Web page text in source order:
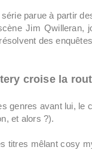
parue à partir
Jim Qwilleran,
des
croise la
genres avant lui,
et alors ?).
titres mêlant cosy